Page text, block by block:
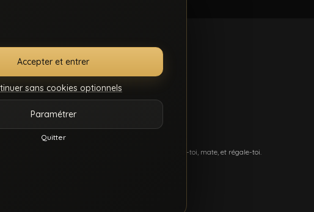
Accepter et entrer
sans cookies optionnels
Paramétrer
Quitter
2257
COOKIES
passifs affamés, et du sexe hard comme tu kiffes. Pose-toi, mate, et régale-toi.